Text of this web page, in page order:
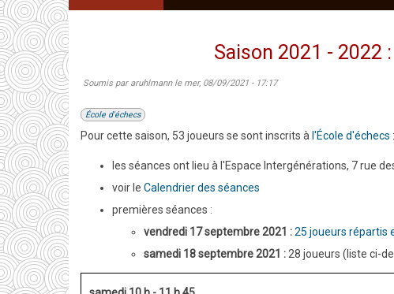
Saison 2021 - 2022
Soumis par aruhlmannle mer, 08/09/2021 - 17:17
École d'échecs
Pour cette saison, 53 joueurs se sont inscrits à l'École d'échecs :
les séances ont lieu à l'Espace Intergénérations, 7 rue
voir le Calendrier des séances
premières séances :
vendredi 17 septembre 2021 :25 joueurs répartis
samedi 18 septembre 2021 : ​28 joueurs (liste ci-